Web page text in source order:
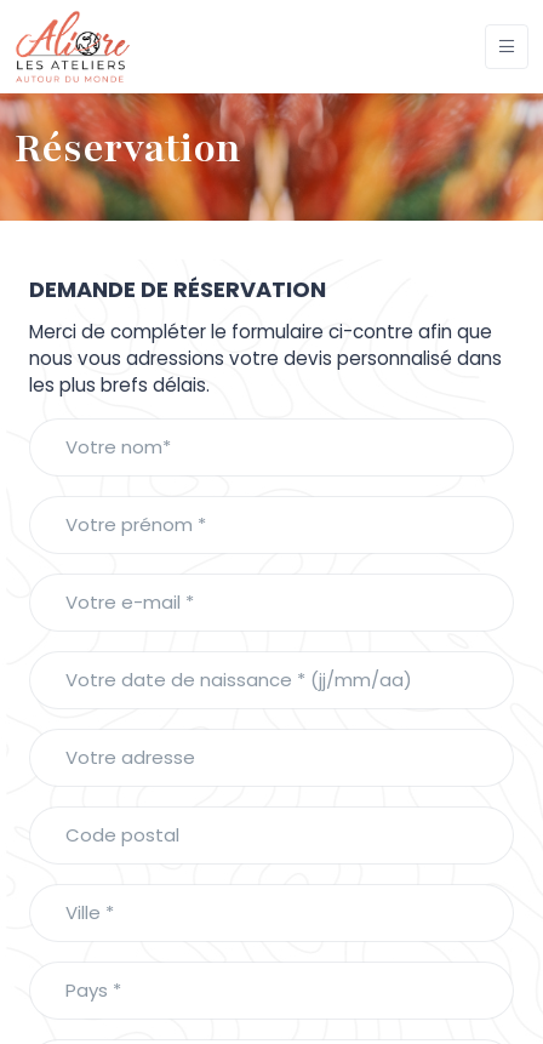
Réservation
DEMANDE DE RÉSERVATION
Merci de compléter le formulaire ci-contre afin que
nous vous adressions votre devis personnalisé dans
les plus brefs délais.